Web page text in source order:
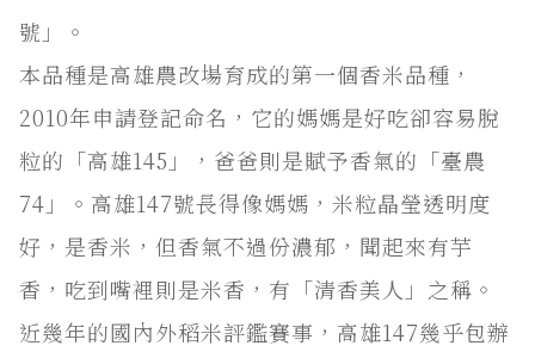
號」。
本品種是高雄農改場育成的第一個香米品種，
2010年申請登記命名，它的媽媽是好吃卻容易脫
粒的「高雄145」，爸爸則是賦予香氣的「臺農
74」。高雄147號長得像媽媽，米粒晶瑩透明度
好，是香米，但香氣不過份濃郁，聞起來有芋
香，吃到嘴裡則是米香，有「清香美人」之稱。
近幾年的國內外稻米評鑑賽事，高雄147幾乎包辦